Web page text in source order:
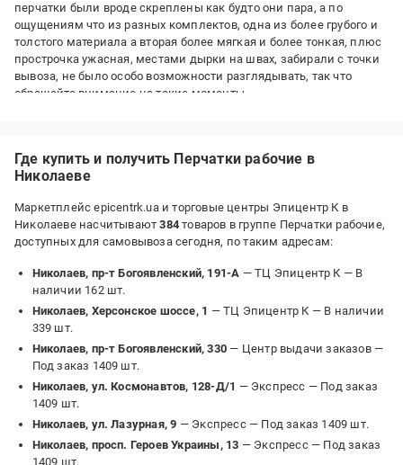
перчатки были вроде скреплены как будто они пара, а по
ощущениям что из разных комплектов, одна из более грубого и
толстого материала а вторая более мягкая и более тонкая, плюс
прострочка ужасная, местами дырки на швах, забирали с точки
вывоза, не было особо возможности разглядывать, так что
обращайте внимание на такие моменты
Недостатки:
Где купить и получить Перчатки рабочие в
Николаеве
Маркетплейс epicentrk.ua и торговые центры Эпицентр К в
Николаеве насчитывают384 товаров в группе Перчатки рабочие,
доступных для самовывоза сегодня, по таким адресам:
Николаев, пр-т Богоявленский, 191-А — ТЦ Эпицентр К — В
наличии 162 шт.
Николаев, Херсонское шоссе, 1 — ТЦ Эпицентр К — В наличии
339 шт.
Николаев, пр-т Богоявленский, 330 — Центр выдачи заказов —
Под заказ 1409 шт.
Николаев, ул. Космонавтов, 128-Д/1 — Экспресс — Под заказ
1409 шт.
Николаев, ул. Лазурная, 9 — Экспресс — Под заказ 1409 шт.
Николаев, просп. Героев Украины, 13 — Экспресс — Под заказ
1409 шт.